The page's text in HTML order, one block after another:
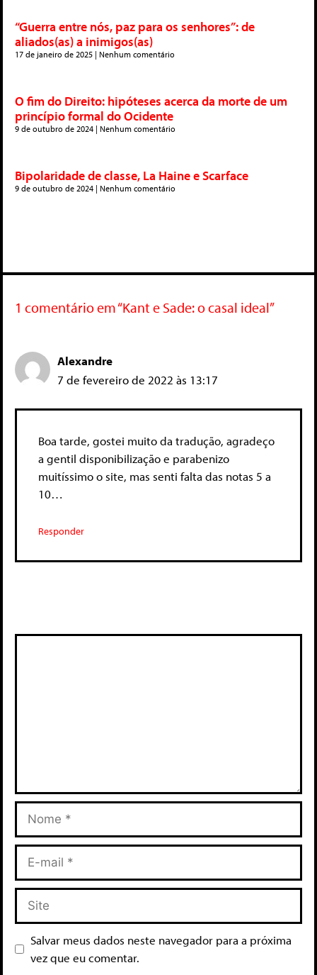
“Guerra entre nós, paz para os senhores”: de
aliados(as) a inimigos(as)
17 de janeiro de 2025 Nenhum comentário
O fim do Direito: hipóteses acerca da morte de um
princípio formal do Ocidente
9 de outubro de 2024 Nenhum comentário
Bipolaridade de classe, La Haine e Scarface
9 de outubro de 2024 Nenhum comentário
1 comentário em “Kant e Sade: o casal ideal”
Alexandre
7 de fevereiro de 2022 às 13:17
Boa tarde, gostei muito da tradução, agradeço
a gentil disponibilização e parabenizo
muitíssimo o site, mas senti falta das notas 5 a
10…
Responder
Salvar meus dados neste navegador para a próxima
vez que eu comentar.